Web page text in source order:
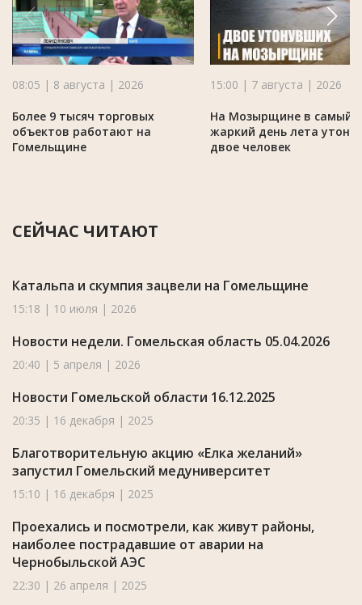
08:05 | 8 августа | 2026
Более 9 тысяч торговых
объектов работают на
Гомельщине
15:00 | 7 августа | 2026
На Мозырщине в самый
жаркий день лета
двое человек
СЕЙЧАС ЧИТАЮТ
Катальпа и скумпия зацвели на Гомельщине
15:18 | 10 июля | 2026
Новости недели. Гомельская область 05.04.2026
20:40 | 5 апреля | 2026
Новости Гомельской области 16.12.2025
20:35 | 16 декабря | 2025
Благотворительную акцию «Елка желаний»
запустил Гомельский медуниверситет
15:10 | 16 декабря | 2025
Проехались и посмотрели, как живут районы,
наиболее пострадавшие от аварии на
Чернобыльской АЭС
22:30 | 26 апреля | 2025